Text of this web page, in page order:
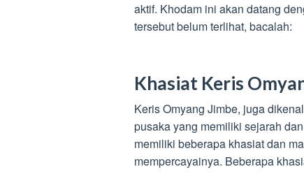
aktif. Khodam ini akan datang
tersebut belum terlihat, bacalah:
Khasiat Keris
Keris Omyang Jimbe, juga
pusaka yang memiliki sejarah
memiliki beberapa khasiat dan
mempercayainya. Beberapa